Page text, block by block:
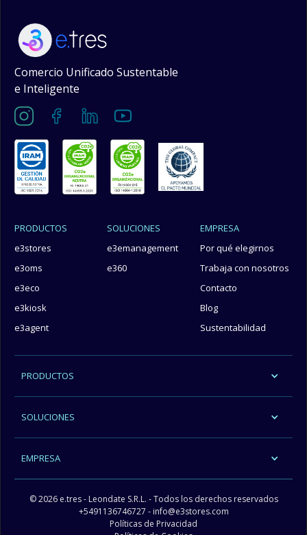
Comercio Unificado Sustentable
e Inteligente
PRODUCTOS
e3stores
e3oms
e3eco
e3kiosk
e3agent
SOLUCIONES
e3emanagement
e360
EMPRESA
Por qué elegirnos
Trabaja con nosotros
Contacto
Blog
Sustentabilidad
PRODUCTOS
SOLUCIONES
EMPRESA
© 2026 e.tres - Leondate S.R.L. - Todos los derechos reservados
+5491136746727 - info@e3stores.com
Políticas de Privacidad